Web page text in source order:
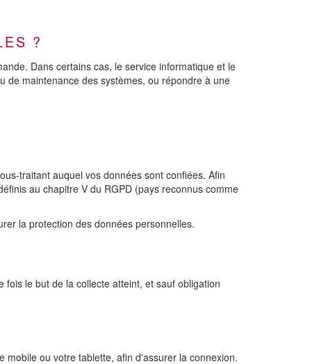
?
Dans certains cas, le service informatique et le
de maintenance des systèmes, ou répondre à une
traitant auquel vos données sont confiées. Afin
au chapitre V du RGPD (pays reconnus comme
la protection des données personnelles.
le but de la collecte atteint, et sauf obligation
mobile ou votre tablette, afin d'assurer la connexion.